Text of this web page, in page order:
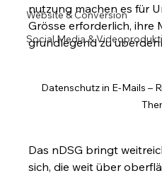
Website & Conversion
Social Media &
nutzung machen es für
Grösse erforderlich, ihre
grundlegend zu
Datenschutz in E-Mails –
Das nDSG bringt
sich, die weit über